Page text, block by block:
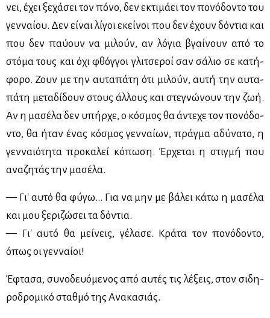
νει, έχει ξε­χά­σει τον πό­νο, δεν εκτι­μά­ει τον πο­νό­δο­ντο του
γεν­ναί­ου. Δεν εί­ναι λί­γοι εκεί­νοι που δεν έχουν δό­ντια και
που δεν παύ­ουν να μι­λούν, αν λό­για βγαί­νουν από το
στό­μα τους και όχι φθόγ­γοι γλι­τσε­ροί σαν σά­λιο σε κα­τή­
φο­ρο. Ζουν με την αυ­τα­πά­τη ότι μι­λούν, αυ­τή την αυ­τα­
πά­τη με­τα­δί­δουν στους άλ­λους και στε­γνώ­νουν την ζωή.
Αν η μα­σέ­λα δεν υπήρ­χε, ο κό­σμος θα άντε­χε τον πο­νό­δο­
ντο, θα ήταν ένας κό­σμος γεν­ναί­ων, πράγ­μα αδύ­να­το, η
γεν­ναιό­τη­τα προ­κα­λεί κό­πω­ση. Έρ­χε­ται η στιγ­μή που
ανα­ζη­τάς την μα­σέ­λα.
— Γι' αυ­τό θα φύ­γω... Για να μην με βά­λει κά­τω η μα­σέ­λα
και μου ξε­ρι­ζώ­σει τα δό­ντια.
— Γι' αυ­τό θα μεί­νεις, γέ­λα­σε. Κρά­τα τον πο­νό­δο­ντο,
όπως οι γεν­ναί­οι!
Έφτα­σα, συ­νο­δευό­με­νος από αυ­τές τις λέ­ξεις, στον σι­δη­
ρο­δρο­μι­κό σταθ­μό της Ανα­κα­σιάς.